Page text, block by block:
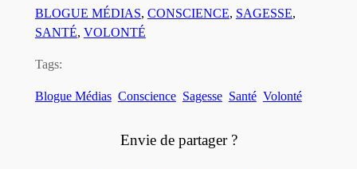
BLOGUE MÉDIAS, CONSCIENCE, SAGESSE
SANTÉ, VOLONTÉ
Tags:
Blogue Médias Conscience Sagesse Santé Volonté
Envie de partager ?